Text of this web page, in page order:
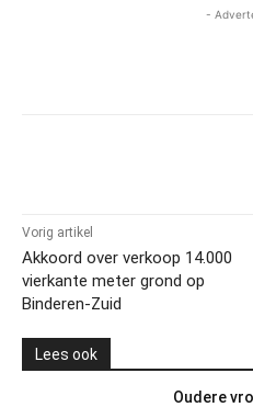
-
Vorig artikel
Akkoord over verkoop 14.000
vierkante meter grond op
Binderen-Zuid
Lees ook
Oudere